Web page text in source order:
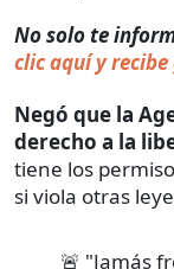
No solo te
clic aquí y
Negó que la
derecho a la
tiene los
si viola otras
🚨 "Jamás